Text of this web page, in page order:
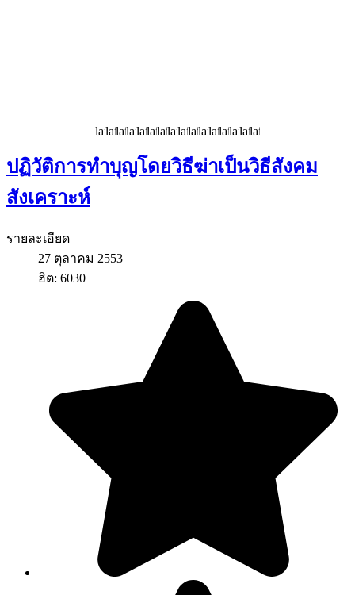
ปฏิวัติการทำบุญโดยวิธีฆ่าเป็นวิธีสังคม
สังเคราะห์
รายละเอียด
27 ตุลาคม 2553
ฮิต: 6030